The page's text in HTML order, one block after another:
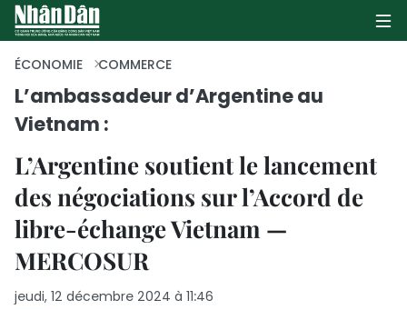
POLITIQUE
ÉCONOMIE
CULTURE
ÉCONOMIE COMMERCE
L’ambassadeur d’Argentine au
Vietnam :
L’Argentine soutient le lancement
des négociations sur l’Accord de
libre-échange Vietnam —
MERCOSUR
jeudi, 12 décembre 2024 à 11:46